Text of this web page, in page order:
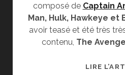
composé de Captain
Man, Hulk, Hawkeye et
avoir teasé et été très
contenu, The
LIRE